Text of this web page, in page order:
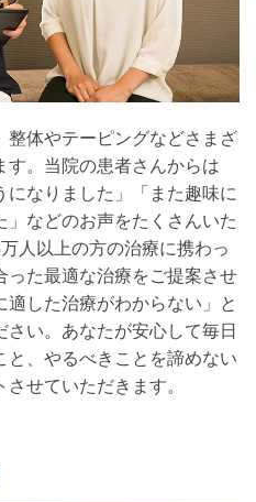
体やテーピングなどさまざ
す。当院の患者さんからは
になりました」「また趣味に
などのお声をたくさんいた
人以上の方の治療に携わっ
た最適な治療をご提案させ
した治療がわからない」と
い。あなたが安心して毎日
、やるべきことを諦めない
せていただきます。